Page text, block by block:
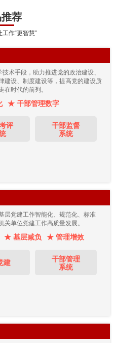
荐
作“更智慧”
术手段，助力推进党的政治建设、
建设、制度建设等，提高党的建设质
在时代的前列。
★ 干部管理数字
评
干部监督
系统
层党建工作智能化、规范化、标准
单位党建工作高质量发展。
★ 基层减负 ★ 管理增效
建
干部管理
系统